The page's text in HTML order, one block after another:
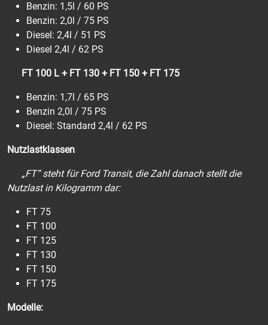
Benzin: 1,5l / 60 PS
Benzin: 2,0l / 75 PS
Diesel: 2,4l / 51 PS
Diesel 2,4l / 62 PS
FT 100 L + FT 130 + FT 150 + FT 175
Benzin: 1,7l / 65 PS
Benzin 2,0l / 75 PS
Diesel: Standard 2,4l / 62 PS
Nutzlastklassen
„FT“ steht für Ford Transit, die Zahl danach stellt die
Nutzlast in Kilogramm dar:
FT 75
FT 100
FT 125
FT 130
FT 150
FT 175
Modelle: